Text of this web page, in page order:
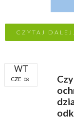
CZYTAJ
WT
CZE 08